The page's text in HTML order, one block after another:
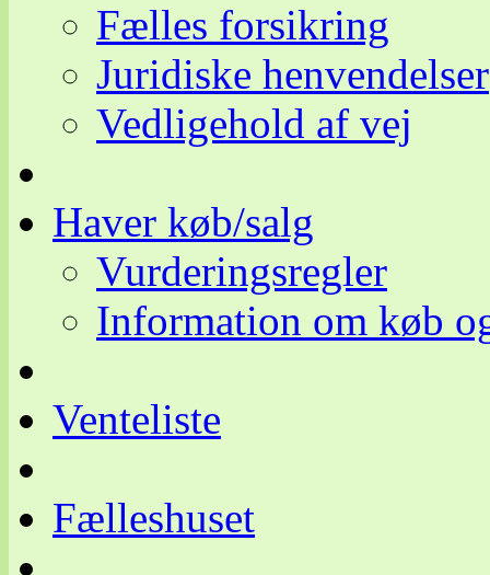
Fælles forsikring
Juridiske henvendelser
Vedligehold af vej
Haver køb/salg
Vurderingsregler
Information om køb
Venteliste
Fælleshuset